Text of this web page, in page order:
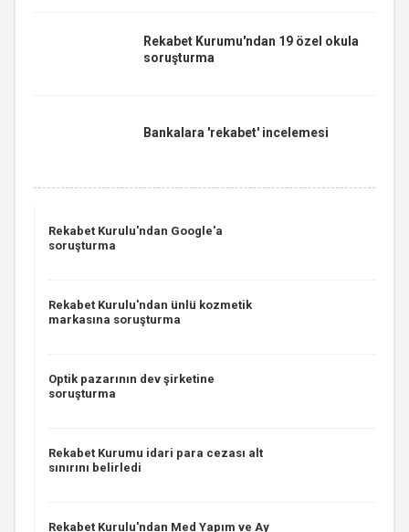
Rekabet Kurumu'ndan 19 özel okula
soruşturma
Bankalara 'rekabet' incelemesi
Rekabet Kurulu'ndan Google'a
soruşturma
Rekabet Kurulu'ndan ünlü kozmetik
markasına soruşturma
Optik pazarının dev şirketine
soruşturma
Rekabet Kurumu idari para cezası alt
sınırını belirledi
Rekabet Kurulu'ndan Med Yapım ve Ay